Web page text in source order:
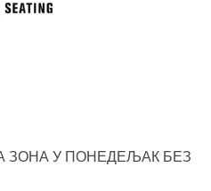
ЗОНА У ПОНЕДЕЉАК БЕЗ